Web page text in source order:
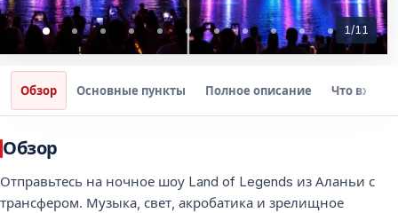
1/11
Обзор Основные пункты Полное описание Что
Обзор
Отправьтесь на ночное шоу Land of Legends из Аланьи с
трансфером. Музыка, свет, акробатика и зрелищное